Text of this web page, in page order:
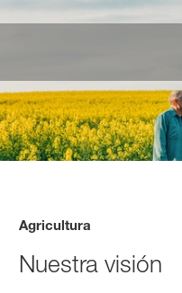
Agricultura
Nuestra visión